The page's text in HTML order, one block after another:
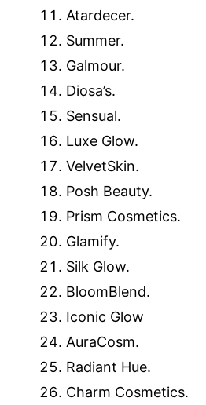
Atardecer.
Summer.
Galmour.
Diosa’s.
Sensual.
Luxe Glow.
VelvetSkin.
Posh Beauty.
Prism Cosmetics.
Glamify.
Silk Glow.
BloomBlend.
Iconic Glow
AuraCosm.
Radiant Hue.
Charm Cosmetics.